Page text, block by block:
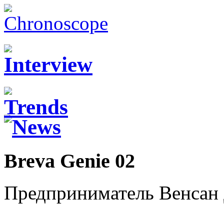
Breva Genie 02
Предприниматель